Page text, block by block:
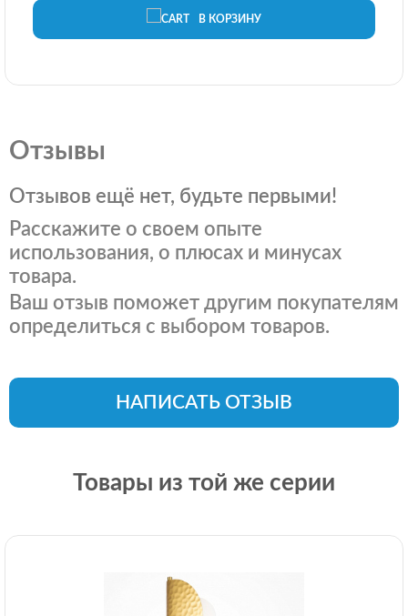
В КОРЗИНУ
Отзывы
Отзывов ещё нет, будьте первыми!
Расскажите о своем опыте
использования, о плюсах и минусах
товара.
Ваш отзыв поможет другим покупателям
определиться с выбором товаров.
НАПИСАТЬ ОТЗЫВ
Товары из той же серии